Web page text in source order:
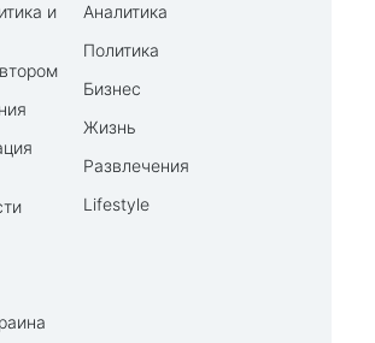
и
Аналитика
Политика
Бизнес
Жизнь
Развлечения
Lifestyle